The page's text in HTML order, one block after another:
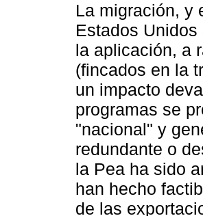
La migración, y
Estados
la aplicación, a
(fincados en la
un impacto
programas se
"nacional" y
redundante o
la Pea ha sido
han hecho
de las